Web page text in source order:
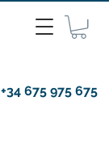
+34 675 975 675